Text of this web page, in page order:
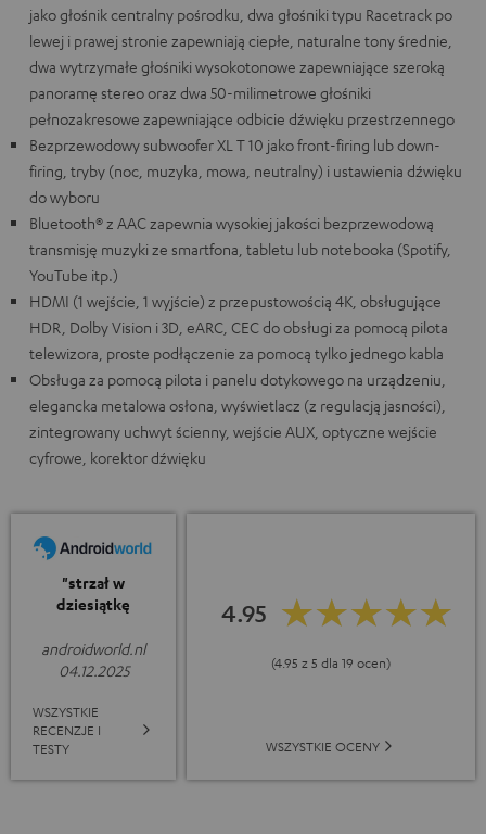
jako głośnik centralny pośrodku, dwa głośniki typu Racetrack po
lewej i prawej stronie zapewniają ciepłe, naturalne tony średnie,
dwa wytrzymałe głośniki wysokotonowe zapewniające szeroką
panoramę stereo oraz dwa 50-milimetrowe głośniki
pełnozakresowe zapewniające odbicie dźwięku przestrzennego
Bezprzewodowy subwoofer XL T 10 jako front-firing lub down-
firing, tryby (noc, muzyka, mowa, neutralny) i ustawienia dźwięku
do wyboru
Bluetooth® z AAC zapewnia wysokiej jakości bezprzewodową
transmisję muzyki ze smartfona, tabletu lub notebooka (Spotify,
YouTube itp.)
HDMI (1 wejście, 1 wyjście) z przepustowością 4K, obsługujące
HDR, Dolby Vision i 3D, eARC, CEC do obsługi za pomocą pilota
telewizora, proste podłączenie za pomocą tylko jednego kabla
Obsługa za pomocą pilota i panelu dotykowego na urządzeniu,
elegancka metalowa osłona, wyświetlacz (z regulacją jasności),
zintegrowany uchwyt ścienny, wejście AUX, optyczne wejście
cyfrowe, korektor dźwięku
"strzał w
dziesiątkę
androidworld.nl
04.12.2025
WSZYSTKIE
RECENZJE I
TESTY
4.95
(4.95 z 5 dla 19 ocen)
WSZYSTKIE OCENY